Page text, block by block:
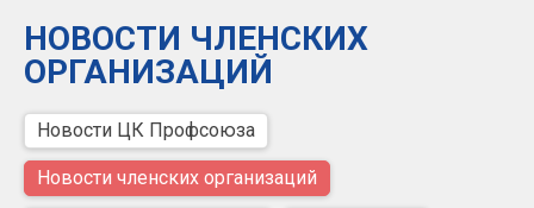
НОВОСТИ ЧЛЕНСКИХ
ОРГАНИЗАЦИЙ
Новости ЦК Профсоюза
Новости членских организаций